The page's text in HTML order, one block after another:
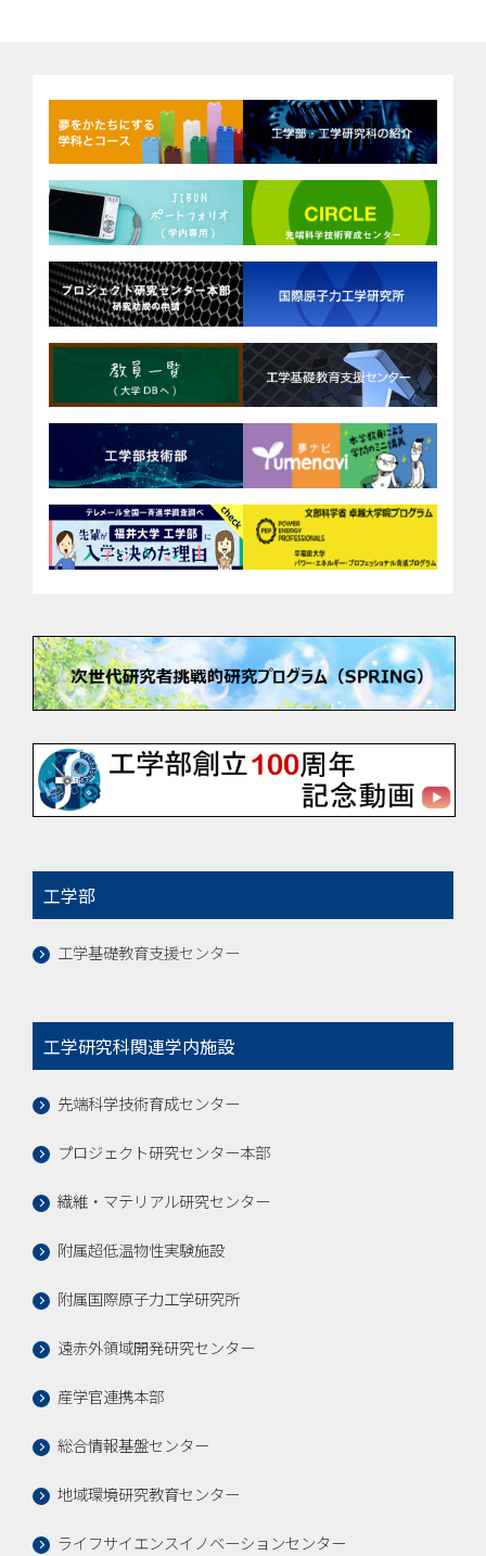
工学部
工学基礎教育支援センター
工学研究科関連学内施設
先端科学技術育成センター
プロジェクト研究センター本部
繊維・マテリアル研究センター
附属超低温物性実験施設
附属国際原子力工学研究所
遠赤外領域開発研究センター
産学官連携本部
総合情報基盤センター
地域環境研究教育センター
ライフサイエンスイノベーションセンター